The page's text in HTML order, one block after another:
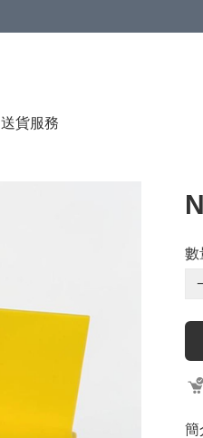
送貨服務
數
簡